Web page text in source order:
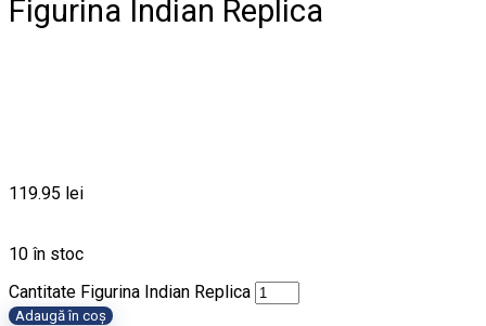
Figurina Indian Replica
119.95 lei
10 în stoc
Cantitate Figurina Indian Replica
Adaugă în coș